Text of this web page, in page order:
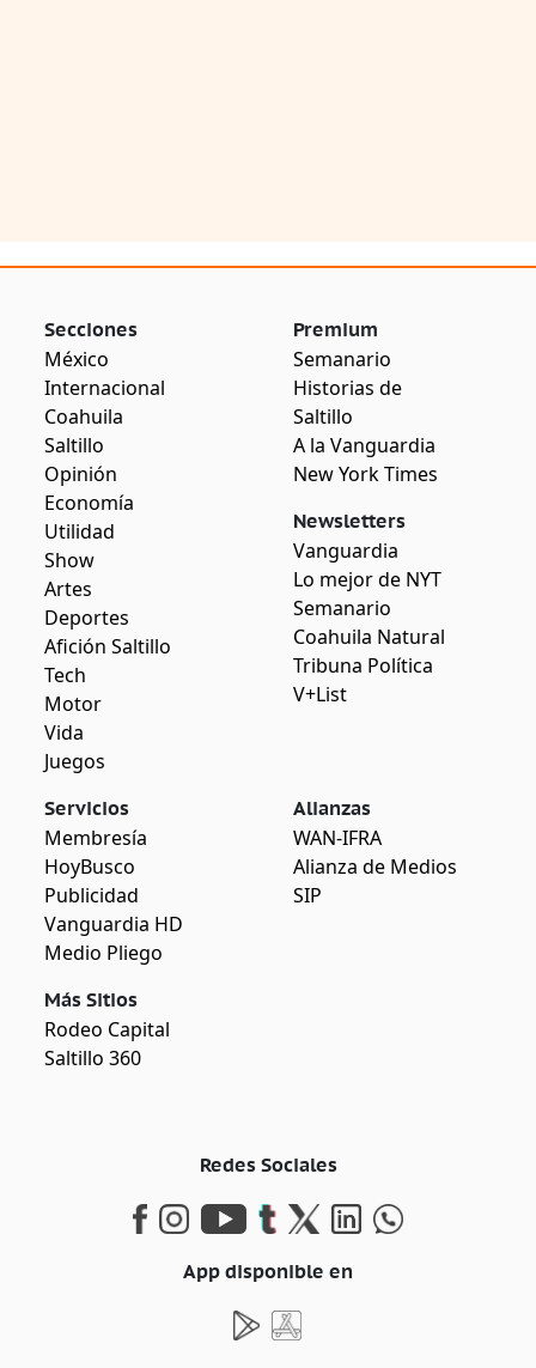
Secciones
México
Internacional
Coahuila
Saltillo
Opinión
Economía
Utilidad
Show
Artes
Deportes
Afición Saltillo
Tech
Motor
Vida
Juegos
Premium
Semanario
Historias de
Saltillo
A la Vanguardia
New York Times
Newsletters
Vanguardia
Lo mejor de NYT
Semanario
Coahuila Natural
Tribuna Política
V+List
Servicios
Membresía
HoyBusco
Publicidad
Vanguardia HD
Medio Pliego
Más Sitios
Rodeo Capital
Saltillo 360
Alianzas
WAN-IFRA
Alianza de Medios
SIP
Redes Sociales
App disponible en